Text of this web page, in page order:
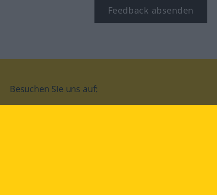
Feedback absenden
Besuchen Sie uns auf: